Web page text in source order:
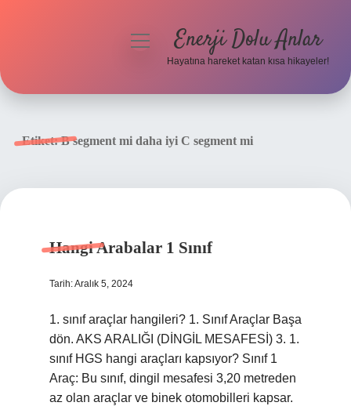
menüyüEnerji Dolu Anlar
Hayatına hareket katan kısa hikayeler!
Etiket:B segment mi daha iyi C segment mi
Hangi Arabalar 1 Sınıf
Tarih: Aralık 5, 2024
1. sınıf araçlar hangileri? 1. Sınıf Araçlar Başa
dön. AKS ARALIĞI (DİNGİL MESAFESİ) 3. 1.
sınıf HGS hangi araçları kapsıyor? Sınıf 1
Araç: Bu sınıf, dingil mesafesi 3,20 metreden
az olan araçlar ve binek otomobilleri kapsar.